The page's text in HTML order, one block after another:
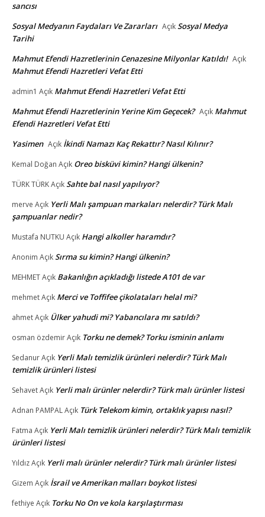
sancısı
Sosyal Medyanın Faydaları Ve Zararları AçıkSosyal Medya
Tarihi
Mahmut Efendi Hazretlerinin Cenazesine Milyonlar Katıldı! Açık
Mahmut Efendi Hazretleri Vefat Etti
admin1 Açık Mahmut Efendi Hazretleri Vefat Etti
Mahmut Efendi Hazretlerinin Yerine Kim Geçecek? Açık Mahmut
Efendi Hazretleri Vefat Etti
Yasimen Açık İkindi Namazı Kaç Rekattır? Nasıl Kılınır?
Kemal Doğan Açık Oreo bisküvi kimin? Hangi ülkenin?
TÜRK TÜRKAçıkSahte bal nasıl yapılıyor?
merve Açık Yerli Malı şampuan markaları nelerdir? Türk Malı
şampuanlar nedir?
Mustafa NUTKU Açık Hangi alkoller haramdır?
Anonim AçıkSırma su kimin? Hangi ülkenin?
MEHMETAçık Bakanlığın açıkladığı listede A101 de var
mehmetAçık Merci ve Toffifee çikolataları helal mi?
ahmetAçık Ülker yahudi mi? Yabancılara mı satıldı?
osman özdemirAçık Torku ne demek? Torku isminin anlamı
SedanurAçık Yerli Malı temizlik ürünleri nelerdir? Türk Malı
temizlik ürünleri listesi
SehavetAçık Yerli malı ürünler nelerdir? Türk malı ürünler listesi
Adnan PAMPALAçık Türk Telekom kimin, ortaklık yapısı nasıl?
Fatma Açık Yerli Malı temizlik ürünleri nelerdir? Türk Malı temizlik
ürünleri listesi
YıldızAçık Yerli malı ürünler nelerdir? Türk malı ürünler listesi
Gizem Açık İsrail ve Amerikan malları boykot listesi
fethiye Açık Torku No On ve kola karşılaştırması